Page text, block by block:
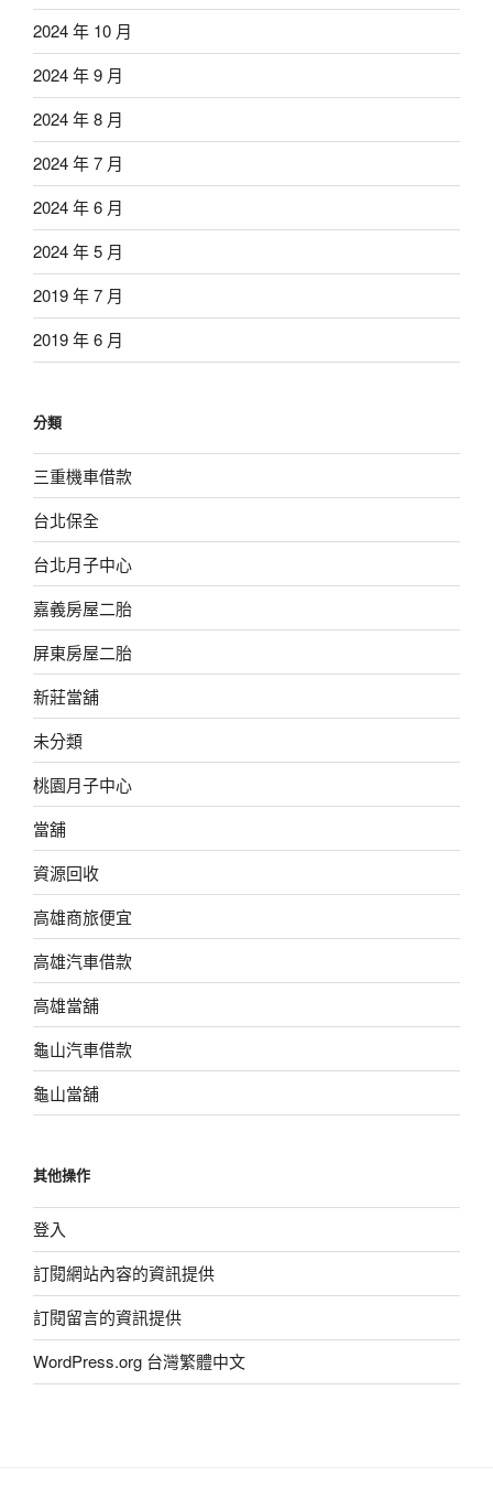
2024 年 10 月
2024 年 9 月
2024 年 8 月
2024 年 7 月
2024 年 6 月
2024 年 5 月
2019 年 7 月
2019 年 6 月
分類
三重機車借款
台北保全
台北月子中心
嘉義房屋二胎
屏東房屋二胎
新莊當舖
未分類
桃園月子中心
當舖
資源回收
高雄商旅便宜
高雄汽車借款
高雄當舖
龜山汽車借款
龜山當舖
其他操作
登入
訂閱網站內容的資訊提供
訂閱留言的資訊提供
WordPress.org 台灣繁體中文